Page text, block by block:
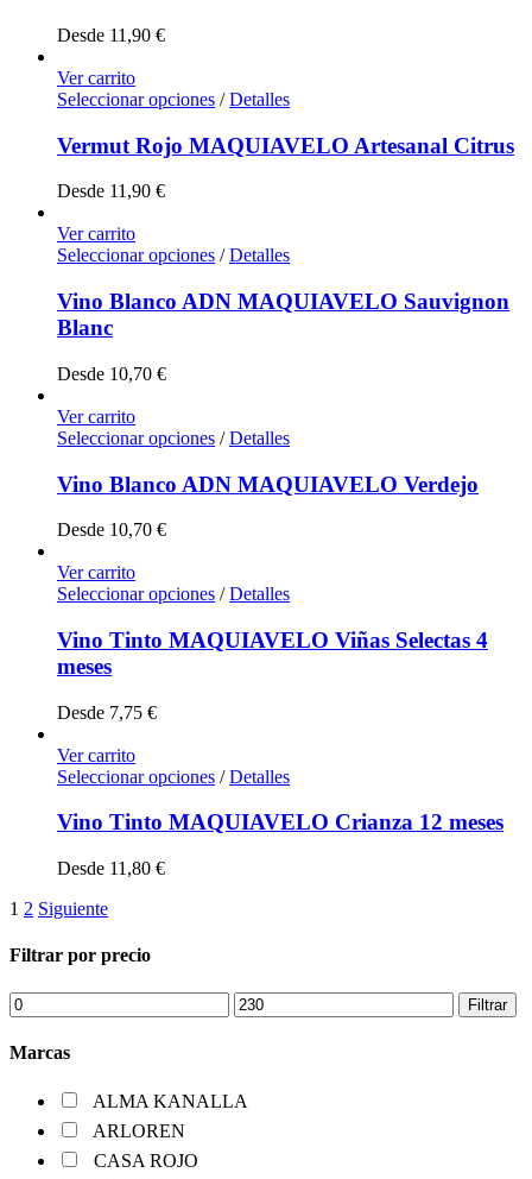
Desde 11,90 €
Ver carrito
Seleccionar opciones / Detalles
Vermut Rojo MAQUIAVELO Artesanal Citrus
Desde 11,90 €
Ver carrito
Seleccionar opciones / Detalles
Vino Blanco ADN MAQUIAVELO Sauvignon
Blanc
Desde 10,70 €
Ver carrito
Seleccionar opciones / Detalles
Vino Blanco ADN MAQUIAVELO Verdejo
Desde 10,70 €
Ver carrito
Seleccionar opciones / Detalles
Vino Tinto MAQUIAVELO Viñas Selectas 4
meses
Desde 7,75 €
Ver carrito
Seleccionar opciones / Detalles
Vino Tinto MAQUIAVELO Crianza 12 meses
Desde 11,80 €
1 2 Siguiente
Filtrar por precio
Precio
mínimo
Precio
máximo
Filtrar
Marcas
ALMA KANALLA
ARLOREN
CASA ROJO